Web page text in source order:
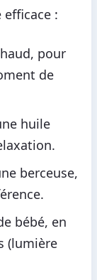
efficace :
pour
de
huile
berceuse,
bébé, en
(lumière